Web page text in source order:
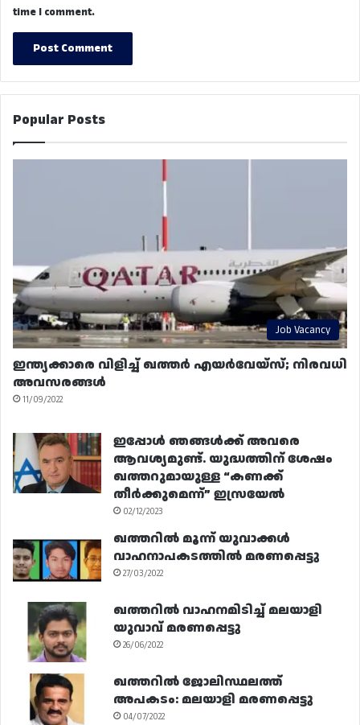
time I comment.
Popular Posts
Job Vacancy
ഇന്ത്യക്കാരെ വിളിച്ച് ഖത്തർ എയർവേയ്‌സ്; നിരവധി
അവസരങ്ങൾ
11/09/2022
ഇപ്പോൾ ഞങ്ങൾക്ക് അവരെ
ആവശ്യമുണ്ട്. യുദ്ധത്തിന് ശേഷം
ഖത്തറുമായുള്ള “കണക്ക്
തീർക്കുമെന്ന്” ഇസ്രയേൽ
02/12/2023
ഖത്തറിൽ മൂന്ന് യുവാക്കൾ
വാഹനാപകടത്തിൽ മരണപ്പെട്ടു
27/03/2022
ഖത്തറിൽ വാഹനമിടിച്ച് മലയാളി
യുവാവ് മരണപ്പെട്ടു
26/06/2022
ഖത്തറിൽ ജോലിസ്ഥലത്ത്
അപകടം: മലയാളി മരണപ്പെട്ടു
04/07/2022